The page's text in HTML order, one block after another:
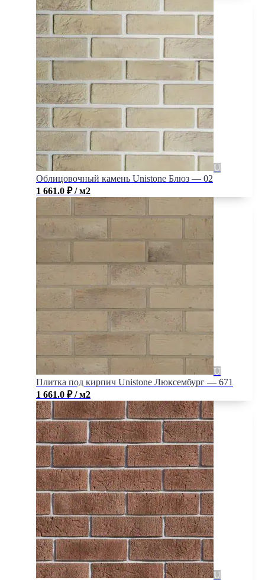
Облицовочный камень Unistone Блюз — 02
1 661.0 ₽ / м2
Плитка под кирпич Unistone Люксембург — 671
1 661.0 ₽ / м2